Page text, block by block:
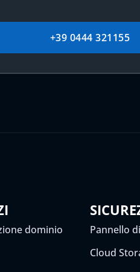
+39 0444 321155
dominio
Pannello
Cloud